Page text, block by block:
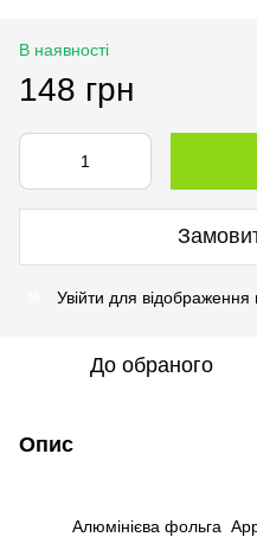
В наявності
148 грн
Увійти для відображення
До обраного
Опис
Алюмінієва фольга